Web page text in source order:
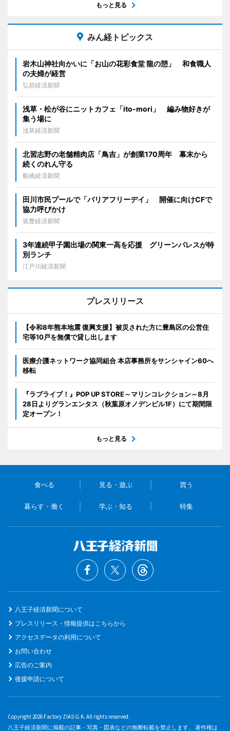
もっと見る
みん経トピックス
岩木山神社向かいに「お山の花彩食堂 龍の憩」 和食職人
の夫婦が経営
弘前経済新聞
浅草・松が谷にニットカフェ「ito-mori」 編み物好きが
集う場に
浅草経済新聞
北習志野の老舗精肉店「鳥吉」が創業170周年 幕末から
続くのれん守る
船橋経済新聞
田川市民プールで「バリアフリーデイ」 開催に向けCFで
協力呼びかけ
筑豊経済新聞
3年連続甲子園出場の関東一高を応援 グリーンパレスが特
別ランチ
江戸川経済新聞
プレスリリース
【令和8年熊本地震 復興支援】被災された方に豊島区の公営住
宅等10戸を無償で貸し出します
医療介護ネットワーク協同組合 本店事務所をサンシャイン60へ
移転
『ラブライブ！』POP UP STORE～マリンコレクション～8月
28日よりグランエンタス（秋葉原オノデンビル1F）にて期間限
定オープン！
もっと見る
食べる 見る・遊ぶ 買う
暮らす・働く 学ぶ・知る 特集
八王子経済新聞について
プレスリリース・情報提供はこちらから
アクセスデータの利用について
お問い合わせ
広告のご案内
後援申請について
Copyright 2026 Factory ZIAS G.K. All rights reserved.
八王子経済新聞に掲載の記事・写真・図表などの無断転載を禁止します。 著作権は